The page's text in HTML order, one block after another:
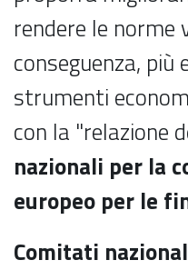
rendere le norme
conseguenza,
strumenti
con la "relazione
nazionali per la
europeo per le
Comitati